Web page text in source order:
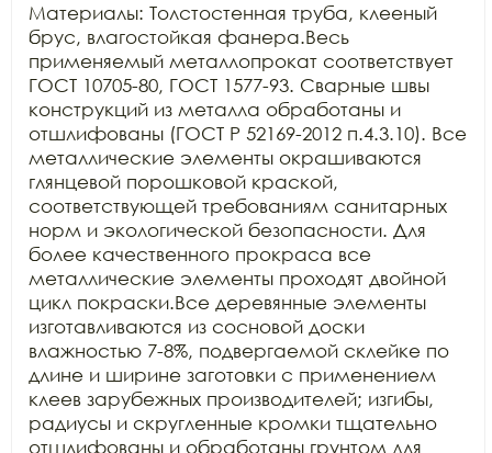
Материалы: Толстостенная труба, клееный
брус, влагостойкая фанера.Весь
применяемый металлопрокат соответствует
ГОСТ 10705-80, ГОСТ 1577-93. Сварные швы
конструкций из металла обработаны и
отшлифованы (ГОСТ Р 52169-2012 п.4.3.10). Все
металлические элементы окрашиваются
глянцевой порошковой краской,
соответствующей требованиям санитарных
норм и экологической безопасности. Для
более качественного прокраса все
металлические элементы проходят двойной
цикл покраски.Все деревянные элементы
изготавливаются из сосновой доски
влажностью 7-8%, подвергаемой склейке по
длине и ширине заготовки с применением
клеев зарубежных производителей; изгибы,
радиусы и скругленные кромки тщательно
отшлифованы и обработаны грунтом для